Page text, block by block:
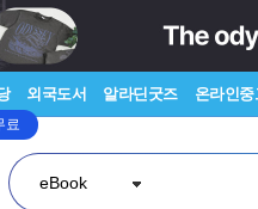
료
외국도서 알라딘굿즈 온라인중
eBook